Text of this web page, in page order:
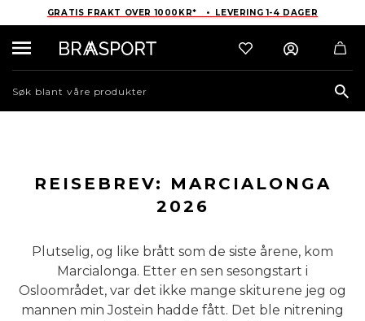
GRATIS FRAKT OVER 1000KR* • LEVERING 1-4 DAGER
REISEBREV: MARCIALONGA
2026
Plutselig, og like brått som de siste årene, kom
Marcialonga. Etter en sen sesongstart i
Osloområdet, var det ikke mange skiturene jeg og
mannen min Jostein hadde fått. Det ble nitrening